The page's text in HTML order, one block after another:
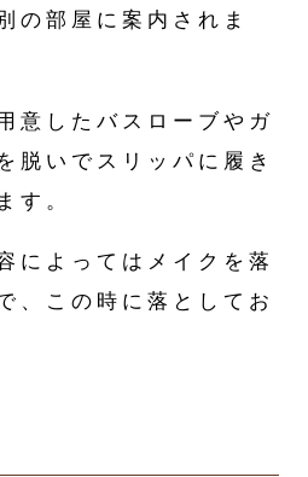
の部屋に案内されま
意したバスローブやガ
脱いでスリッパに履き
す。
によってはメイクを落
、この時に落としてお